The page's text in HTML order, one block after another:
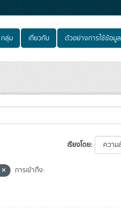
กลุ่ม เกี่ยวกับ ตัวอย่างการใช้ข้อมูล
เรียงโดย
การเข้าถึง: